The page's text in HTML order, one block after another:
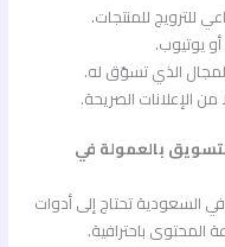
للترويج للمنتجات.
يوتيوب.
الذي تسوّق له.
الإعلانات الصريحة.
بالعمولة في
السعودية تحتاج إلى أدوات
المحتوى باحترافية.